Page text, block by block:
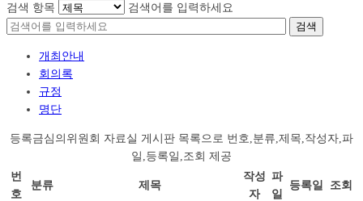
검색 항목
검색어를 입력하세요
검색
개최안내
회의록
규정
명단
등록금심의위원회 자료실 게시판 목록으로 번호,분류,제목,작성자,파
일,등록일,조회 제공
번
호
분류 제목
작성
자
파
일
등록일 조회